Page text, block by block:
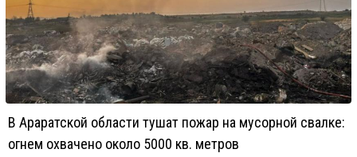
В Араратской области тушат пожар на мусорной свалке:
огнем охвачено около 5000 кв. метров